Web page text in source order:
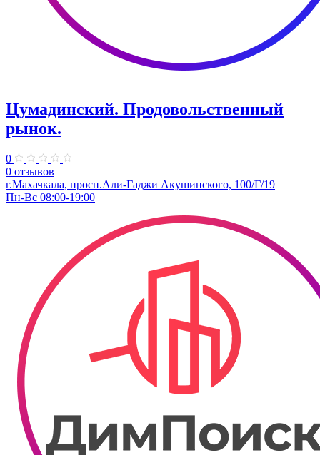
Цумадинский. ​Продовольственный
рынок.
0
0 отзывов
г.Махачкала, просп.Али-Гаджи Акушинского, 100/Г/19
Пн-Вс 08:00-19:00